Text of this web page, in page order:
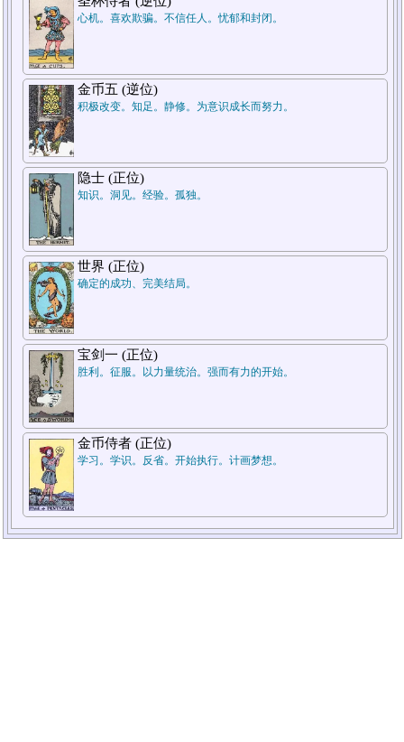
心机。喜欢欺骗。不信任人。忧郁和封闭。
金币五 (逆位)
积极改变。知足。静修。为意识成长而努力。
隐士 (正位)
知识。洞见。经验。孤独。
世界 (正位)
确定的成功、完美结局。
宝剑一 (正位)
胜利。征服。以力量统治。强而有力的开始。
金币侍者 (正位)
学习。学识。反省。开始执行。计画梦想。